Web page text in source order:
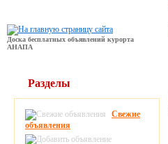
Доска бесплатных объявлений курорта
АНАПА
Разделы
Свежие
объявления